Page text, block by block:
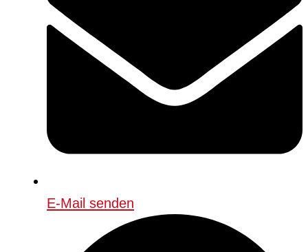
E-Mail senden